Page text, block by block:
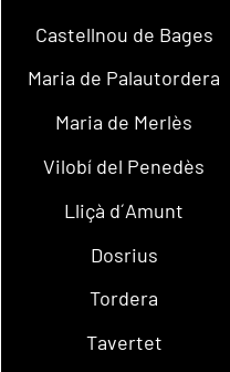
Castellnou de Bages
Maria de Palautordera
Maria de Merlès
Vilobí del Penedès
Lliçà d´Amunt
Dosrius
Tordera
Tavertet